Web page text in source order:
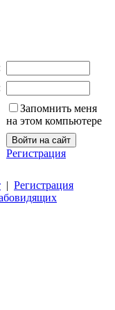
Запомнить меня
на этом компьютере
Регистрация
| Регистрация